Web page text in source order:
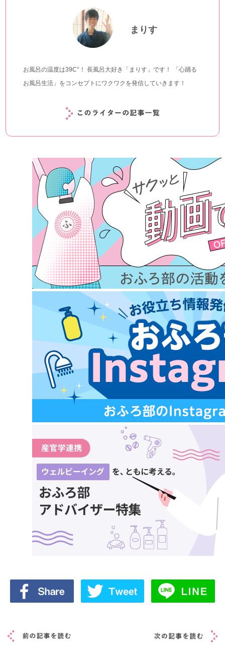
まりす
お風呂の温度は39C°！ 長風呂大好き「まりす」です！ 「心踊る
お風呂生活」をコンセプトにワクワクを発信していきます！